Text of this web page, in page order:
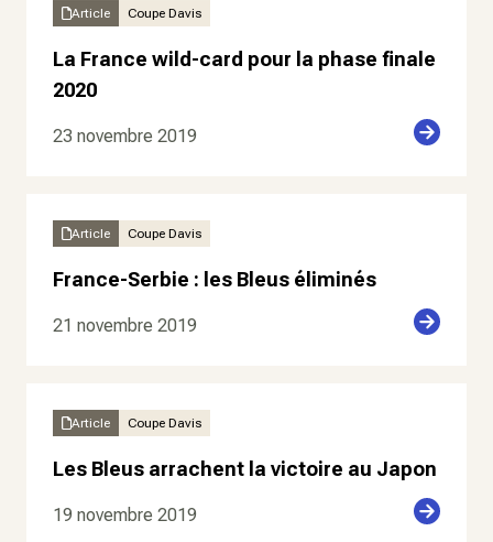
Article Coupe Davis
La France wild-card pour la phase finale
2020
23 novembre 2019
Article Coupe Davis
France-Serbie : les Bleus éliminés
21 novembre 2019
Article Coupe Davis
Les Bleus arrachent la victoire au Japon
19 novembre 2019